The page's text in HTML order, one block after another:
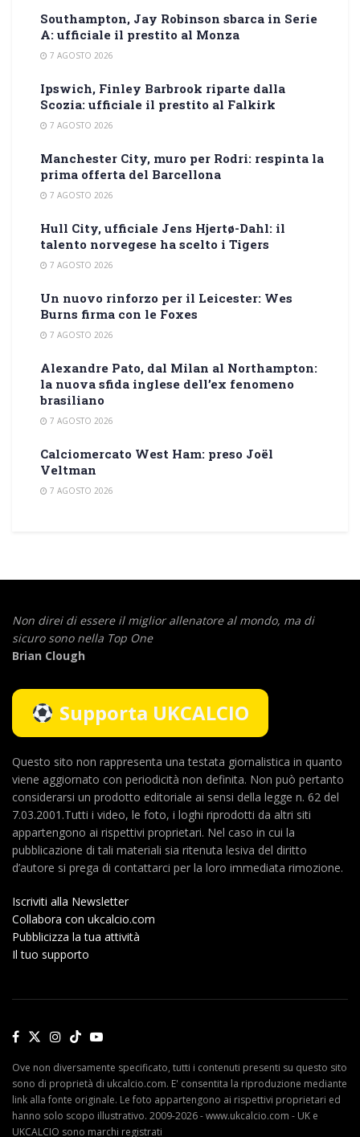
Southampton, Jay Robinson sbarca in Serie
A: ufficiale il prestito al Monza
7 AGOSTO 2026
Ipswich, Finley Barbrook riparte dalla
Scozia: ufficiale il prestito al Falkirk
7 AGOSTO 2026
Manchester City, muro per Rodri: respinta la
prima offerta del Barcellona
7 AGOSTO 2026
Hull City, ufficiale Jens Hjertø-Dahl: il
talento norvegese ha scelto i Tigers
7 AGOSTO 2026
Un nuovo rinforzo per il Leicester: Wes
Burns firma con le Foxes
7 AGOSTO 2026
Alexandre Pato, dal Milan al Northampton:
la nuova sfida inglese dell’ex fenomeno
brasiliano
7 AGOSTO 2026
Calciomercato West Ham: preso Joël
Veltman
7 AGOSTO 2026
Non direi di essere il miglior allenatore al mondo, ma di
sicuro sono nella Top One
Brian Clough
Supporta UKCALCIO
Questo sito non rappresenta una testata giornalistica in quanto
viene aggiornato con periodicità non definita. Non può pertanto
considerarsi un prodotto editoriale ai sensi della legge n. 62 del
7.03.2001.Tutti i video, le foto, i loghi riprodotti da altri siti
appartengono ai rispettivi proprietari. Nel caso in cui la
pubblicazione di tali materiali sia ritenuta lesiva del diritto
d’autore si prega di contattarci per la loro immediata rimozione.
Iscriviti alla Newsletter
Collabora con ukcalcio.com
Pubblicizza la tua attività
Il tuo supporto
Ove non diversamente specificato, tutti i contenuti presenti su questo sito
sono di proprietà di ukcalcio.com. E' consentita la riproduzione mediante
link alla fonte originale. Le foto appartengono ai rispettivi proprietari ed
hanno solo scopo illustrativo. 2009-2026 - www.ukcalcio.com - UK e
UKCALCIO sono marchi registrati